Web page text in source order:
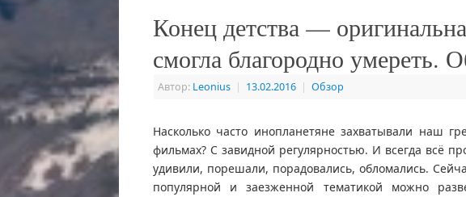
Конец детства —
смогла благородно умереть.
Автор: Leonius | 13.02.2016 | Обзор
Насколько часто инопланетяне захватывали наш
фильмах? С завидной регулярностью. И всегда всё
удивили, порешали, порадовались, обломались.
популярной и заезженной тематикой можно